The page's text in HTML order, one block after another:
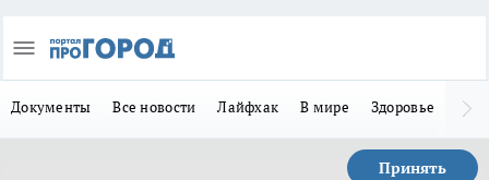
Документы Все новости Лайфхак В мире Здоровье
Принять